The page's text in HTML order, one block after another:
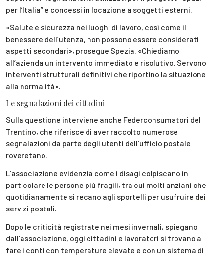
per l’Italia” e concessi in locazione a soggetti esterni.
«Salute e sicurezza nei luoghi di lavoro, così come il
benessere dell’utenza, non possono essere considerati
aspetti secondari», prosegue Spezia. «Chiediamo
all’azienda un intervento immediato e risolutivo. Servono
interventi strutturali definitivi che riportino la situazione
alla normalità».
Le segnalazioni dei cittadini
Sulla questione interviene anche Federconsumatori del
Trentino, che riferisce di aver raccolto numerose
segnalazioni da parte degli utenti dell’ufficio postale
roveretano.
L’associazione evidenzia come i disagi colpiscano in
particolare le persone più fragili, tra cui molti anziani che
quotidianamente si recano agli sportelli per usufruire dei
servizi postali.
Dopo le criticità registrate nei mesi invernali, spiegano
dall’associazione, oggi cittadini e lavoratori si trovano a
fare i conti con temperature elevate e con un sistema di